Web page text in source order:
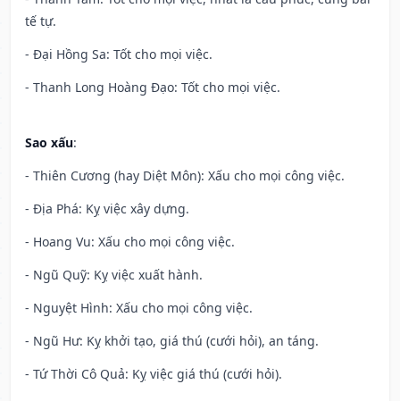
tế tự.
- Đại Hồng Sa: Tốt cho mọi việc.
- Thanh Long Hoàng Đạo: Tốt cho mọi việc.
Sao xấu:
- Thiên Cương (hay Diệt Môn): Xấu cho mọi công việc.
- Địa Phá: Kỵ việc xây dựng.
- Hoang Vu: Xấu cho mọi công việc.
- Ngũ Quỹ: Kỵ việc xuất hành.
- Nguyệt Hình: Xấu cho mọi công việc.
- Ngũ Hư: Kỵ khởi tạo, giá thú (cưới hỏi), an táng.
- Tứ Thời Cô Quả: Kỵ việc giá thú (cưới hỏi).